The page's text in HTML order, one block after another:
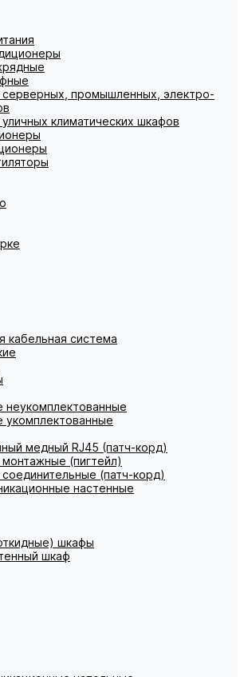
промышленных, электро-
климатических шкафов
кабельная система
неукомплектованные
укомплектованные
медный RJ45 (патч-корд)
(пигтейл)
(патч-корд)
настенные
шкафы
шкаф